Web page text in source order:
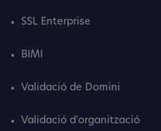
SSL Enterprise
BIMI
Validació de Domini
Validació d'organització